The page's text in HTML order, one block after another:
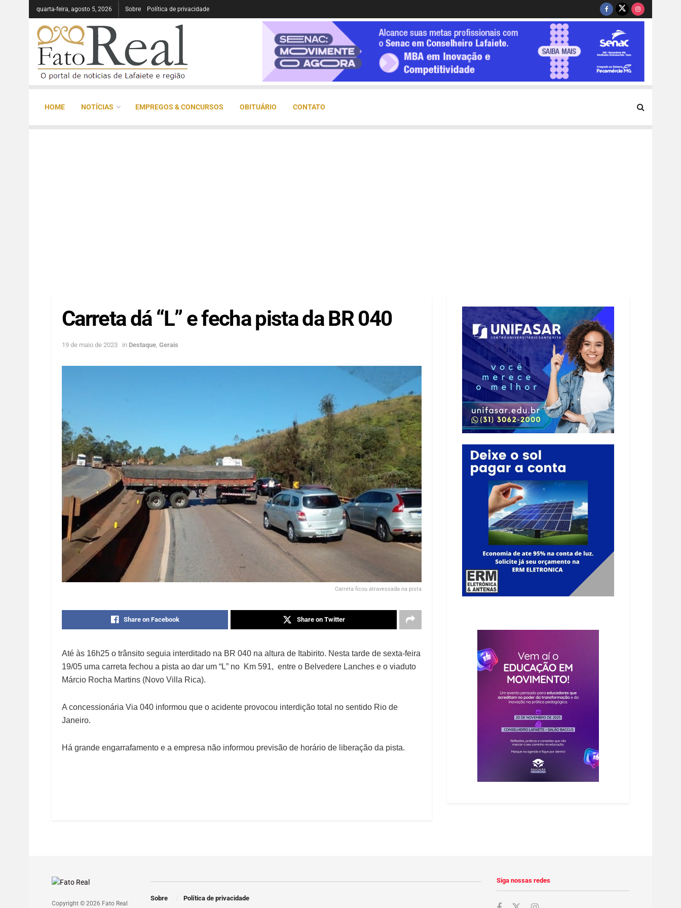
quarta-feira, agosto 5, 2026 Sobre Política de privacidade
HOME NOTÍCIAS EMPREGOS & CONCURSOS OBITUÁRIO CONTATO
Carreta dá “L” e fecha pista da BR 040
19 de maio de 2023 in Destaque Gerais
Carreta ficou atravessada na pista
Share on Facebook Share on Twitter
Até às 16h25 o trânsito seguia interditado na BR 040 na altura de Itabirito. Nesta tarde de sexta-feira
19/05 uma carreta fechou a pista ao dar um “L” no Km 591, entre o Belvedere Lanches e o viaduto
Márcio Rocha Martins (Novo Villa Rica).
A concessionária Via 040 informou que o acidente provocou interdição total no sentido Rio de
Janeiro.
Há grande engarrafamento e a empresa não informou previsão de horário de liberação da pista.
Copyright © 2026 Fato Real
Sobre Política de privacidade
Siga nossas redes